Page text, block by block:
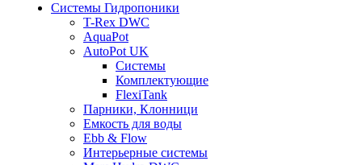
Системы Гидропоники
T-Rex DWC
AquaPot
AutoPot UK
Системы
Комплектующие
FlexiTank
Парники, Клонници
Емкость для воды
Ebb & Flow
Интерьерные системы